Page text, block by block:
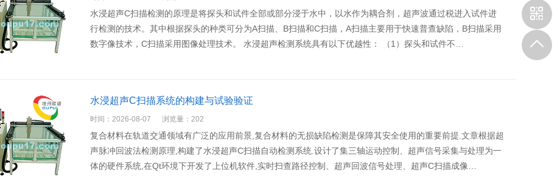
水浸超声C扫描检测的原理是将探头和试件全部或部分浸于水中，以水作为耦合剂，超声波通过税进入试件进
行检测的技术。其中根据探头的种类可分为A扫描、B扫描和C扫描，A扫描主要用于快速普查缺陷，B扫描采用
数字像技术，C扫描采用图像处理技术。 水浸超声检测系统具有以下优越性： （1）探头和试件不…
水浸超声C扫描系统的构建与试验验证
时间：2026-08-07 浏览量：202
复合材料在轨道交通领域有广泛的应用前景,复合材料的无损缺陷检测是保障其安全使用的重要前提.文章根据超
声脉冲回波法检测原理,构建了水浸超声C扫描自动检测系统.设计了集三轴运动控制、超声信号采集与处理为一
体的硬件系统,在Qt环境下开发了上位机软件,实时扫查路径控制、超声回波信号处理、超声C扫描成像…